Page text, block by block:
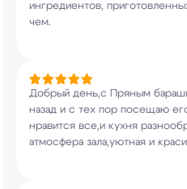
ингредиентов,
чем.
Добрый день,с Пряным
назад и с тех пор посещаю
нравится все,и кухня
атмосфера зала,уютная и